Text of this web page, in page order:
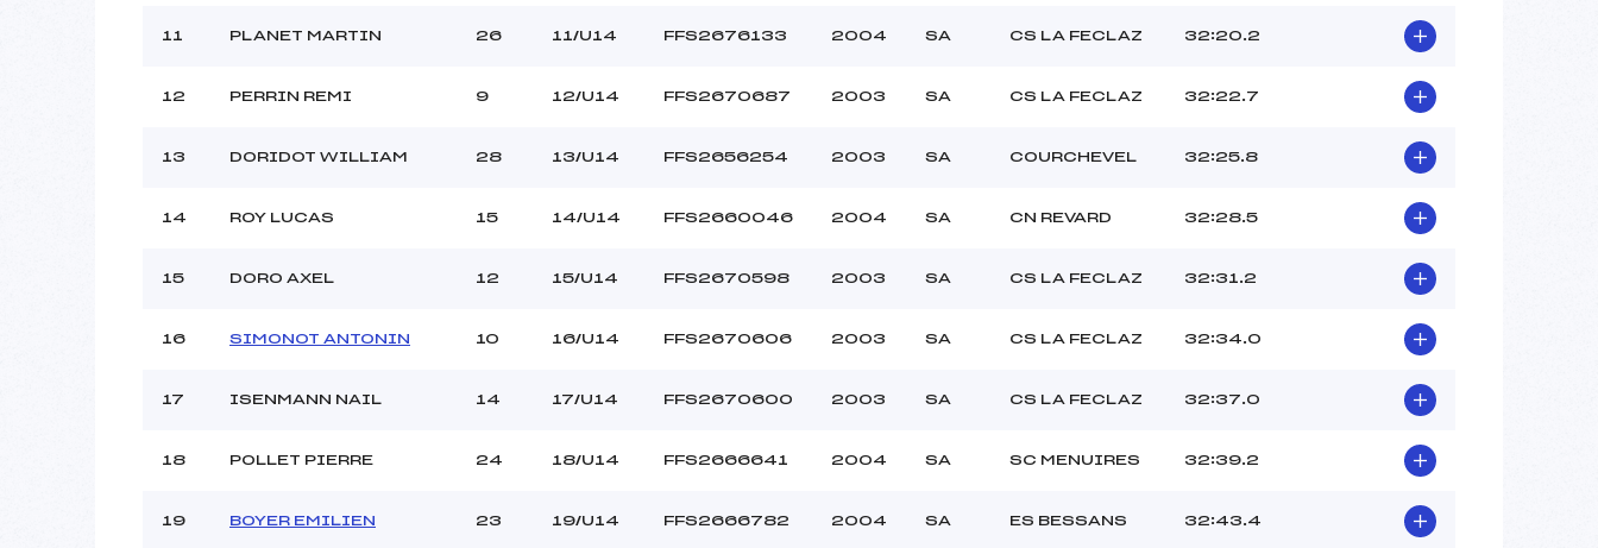
11 PLANET MARTIN 26 11/U14 FFS2676133 2004 SA CS LA FECLAZ 32:20.2
12 PERRIN REMI 9 12/U14 FFS2670687 2003 SA CS LA FECLAZ 32:22.7
13 DORIDOT WILLIAM 28 13/U14 FFS2656254 2003 SA COURCHEVEL 32:25.8
14 ROY LUCAS 15 14/U14 FFS2660046 2004 SA CN REVARD 32:28.5
15 DORO AXEL 12 15/U14 FFS2670598 2003 SA CS LA FECLAZ 32:31.2
16 SIMONOT ANTONIN 10 16/U14 FFS2670606 2003 SA CS LA FECLAZ 32:34.0
17 ISENMANN NAIL 14 17/U14 FFS2670600 2003 SA CS LA FECLAZ 32:37.0
18 POLLET PIERRE 24 18/U14 FFS2666641 2004 SA SC MENUIRES 32:39.2
19 BOYER EMILIEN 23 19/U14 FFS2666782 2004 SA ES BESSANS 32:43.4